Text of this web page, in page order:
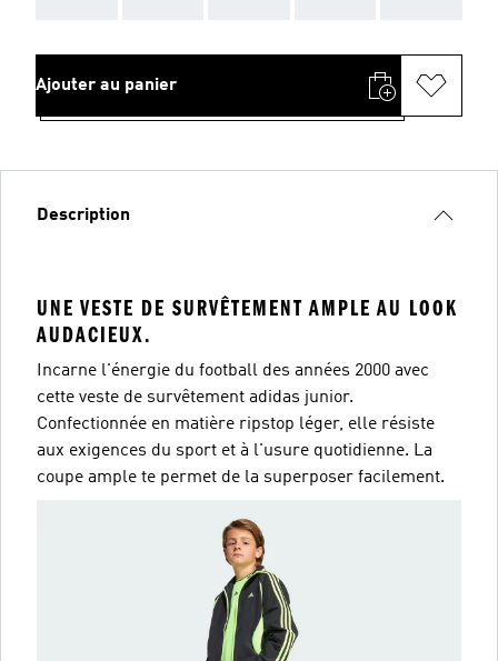
Ajouter au panier
Description
UNE VESTE DE SURVÊTEMENT AMPLE AU LOOK
AUDACIEUX.
Incarne l'énergie du football des années 2000 avec
cette veste de survêtement adidas junior.
Confectionnée en matière ripstop léger, elle résiste
aux exigences du sport et à l'usure quotidienne. La
coupe ample te permet de la superposer facilement.